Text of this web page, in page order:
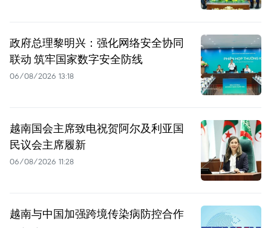
政府总理黎明兴：强化网络安全协同
联动 筑牢国家数字安全防线
06/08/2026 13:18
越南国会主席致电祝贺阿尔及利亚国
民议会主席履新
06/08/2026 11:28
越南与中国加强跨境传染病防控合作